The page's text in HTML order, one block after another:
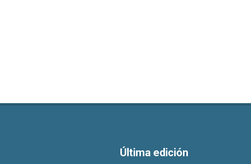
Última edición